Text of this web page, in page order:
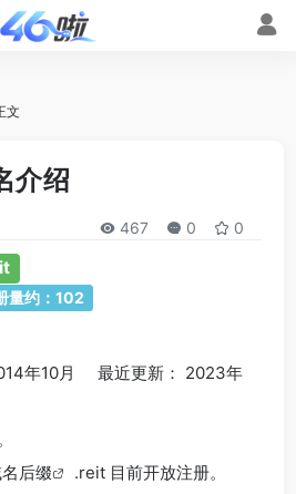
文
介绍
467 0 0
量约：102
年10月 最近更新： 2023年
后缀
.reit 目前开放注册。